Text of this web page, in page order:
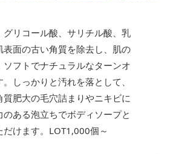
リコール酸、サリチル酸、乳
面の古い角質を除去し、肌の
フトでナチュラルなターンオ
しっかりと汚れを落として、
肥大の毛穴詰まりやニキビに
のある泡立ちでボディソープと
だけます。LOT1,000個～